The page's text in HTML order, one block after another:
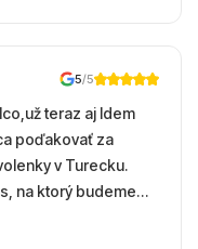
5/5
teraz aj Idem
poďakovať za
v Turecku.
na ktorý budeme
prebehlo
zájazdu, cez